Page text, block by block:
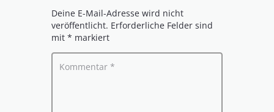
Deine E-Mail-Adresse wird nicht
veröffentlicht. Erforderliche Felder sind
mit * markiert